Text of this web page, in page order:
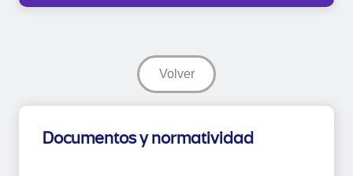
Volver
Documentos y normatividad